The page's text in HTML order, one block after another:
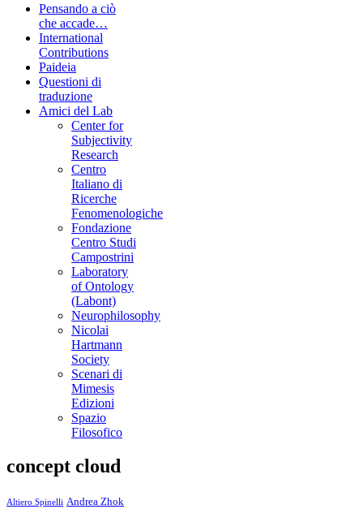
Pensando a ciò
che accade…
International
Contributions
Paideia
Questioni di
traduzione
Amici del Lab
Center for
Subjectivity
Research
Centro
Italiano di
Ricerche
Fenomenologiche
Fondazione
Centro Studi
Campostrini
Laboratory
of Ontology
(Labont)
Neurophilosophy
Nicolai
Hartmann
Society
Scenari di
Mimesis
Edizioni
Spazio
Filosofico
concept cloud
Altiero Spinelli Andrea Zhok